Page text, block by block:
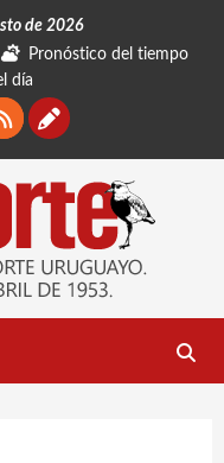
de 2026
Pronóstico del tiempo
día
RSSContáctanos